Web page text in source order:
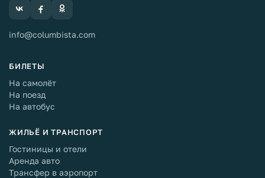
info@columbista.com
БИЛЕТЫ
На самолёт
На поезд
На автобус
ЖИЛЬЁ И ТРАНСПОРТ
Гостиницы и отели
Аренда авто
Трансфер в аэропорт